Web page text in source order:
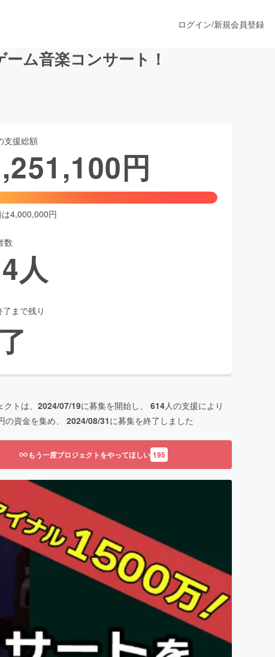
ファッション
ア
ログイン/新規会員登録
ム音楽コンサート！
支援総額
円
は4,000,000円
数
人
まで残り
トは、 2024/07/19に募集を開始し、 614人の支援により
の資金を集め、 2024/08/31に募集を終了しました
もう一度プロジェクトをやってほしい 195